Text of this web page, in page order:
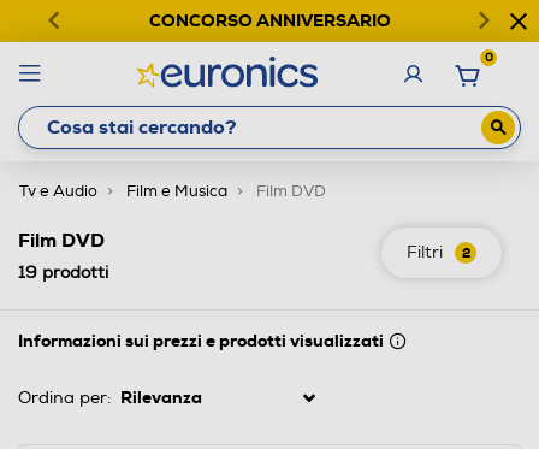
CONCORSO ANNIVERSARIO
0
Tv e Audio Film e Musica Film DVD
Filtri 2
Film DVD
19 prodotti
Informazioni sui prezzi e prodotti visualizzati
Ordina per: